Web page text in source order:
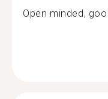
Open minded,